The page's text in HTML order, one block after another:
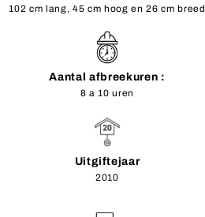
102 cm lang, 45 cm hoog en 26 cm breed
Aantal afbreekuren :
8 a 10 uren
Uitgiftejaar
2010